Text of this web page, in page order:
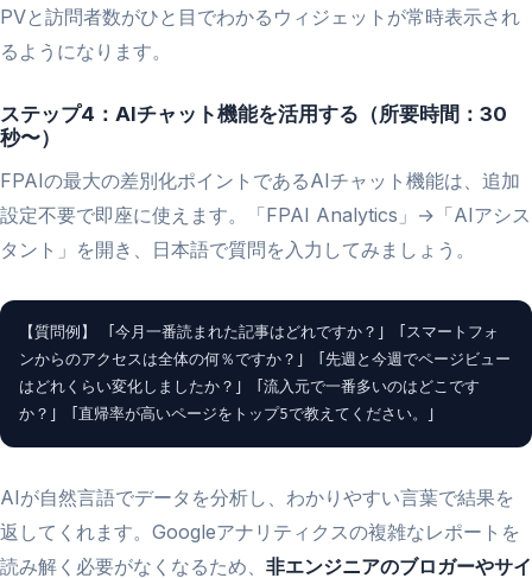
PVと訪問者数がひと目でわかるウィジェットが常時表示され
るようになります。
ステップ4：AIチャット機能を活用する（所要時間：30
秒〜）
FPAIの最大の差別化ポイントであるAIチャット機能は、追加
設定不要で即座に使えます。「FPAI Analytics」→「AIアシス
タント」を開き、日本語で質問を入力してみましょう。
【質問例】 「今月一番読まれた記事はどれですか？」 「スマートフォ
ンからのアクセスは全体の何％ですか？」 「先週と今週でページビュー
はどれくらい変化しましたか？」 「流入元で一番多いのはどこです
か？」 「直帰率が高いページをトップ5で教えてください。」
AIが自然言語でデータを分析し、わかりやすい言葉で結果を
返してくれます。Googleアナリティクスの複雑なレポートを
読み解く必要がなくなるため、 非エンジニアのブロガーやサイ